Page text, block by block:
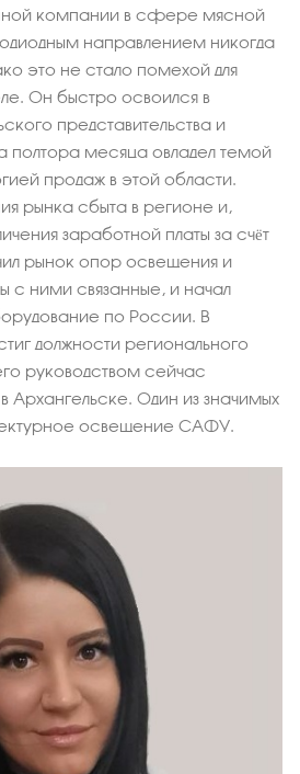
компании в сфере мясной
направлением никогда
это не стало помехой для
Он быстро освоился в
представительства и
полтора месяца овладел темой
продаж в этой области.
рынка сбыта в регионе и,
заработной платы за счёт
рынок опор освещения и
с ними связанные, и начал
по России. В
должности регионального
руководством сейчас
Архангельске. Один из значимых
освещение САФУ.